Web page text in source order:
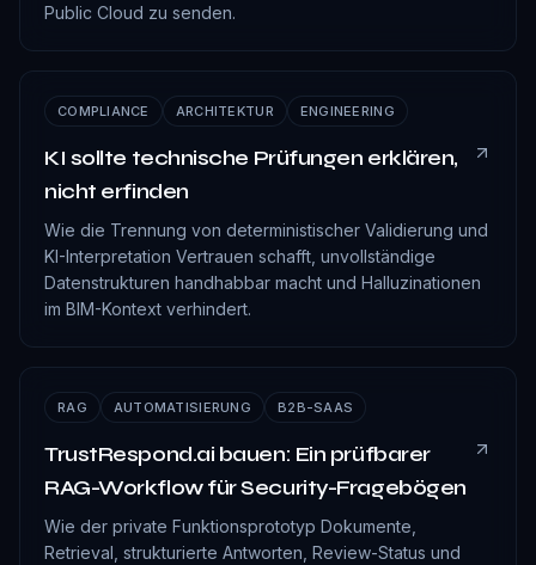
Public Cloud zu senden.
COMPLIANCE ARCHITEKTUR ENGINEERING
KI sollte technische Prüfungen erklären,
nicht erfinden
Wie die Trennung von deterministischer Validierung und
KI-Interpretation Vertrauen schafft, unvollständige
Datenstrukturen handhabbar macht und Halluzinationen
im BIM-Kontext verhindert.
RAG AUTOMATISIERUNG B2B-SAAS
TrustRespond.ai bauen: Ein prüfbarer
RAG-Workflow für Security-Fragebögen
Wie der private Funktionsprototyp Dokumente,
Retrieval, strukturierte Antworten, Review-Status und